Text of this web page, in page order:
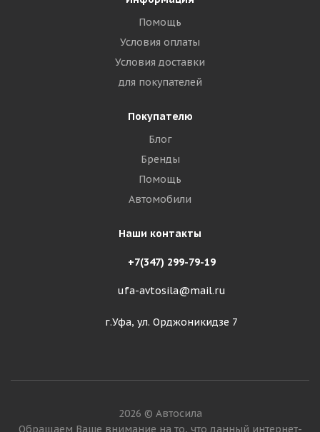
Помощь
Условия оплаты
Условия доставки
для покупателей
Покупателю
Блог
Бренды
Помощь
Автомобили
Наши контакты
+7(347) 299-79-19
ufa-avtosila@mail.ru
г.Уфа, ул. Орджоникидзе 7
2026 © Автосила
Обращаем Ваше внимание на то, что данный интернет-